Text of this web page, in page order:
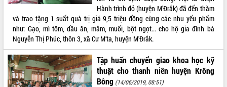
Hành trình đỏ (huyện M'Đrắk) đã đến thăm
và trao tặng 1 suất quà trị giá 9,5 triệu đồng cùng các nhu yếu phẩm
như: Gạo, mì tôm, dầu ăn, mắm, muối, bột ngọt... cho hộ gia đình bà
Nguyễn Thị Phúc, thôn 3, xã Cư M’ta, huyện M'Đrắk.
Tập huấn chuyển giao khoa học kỹ
thuật cho thanh niên huyện Krông
Bông (14/06/2019, 08:51)